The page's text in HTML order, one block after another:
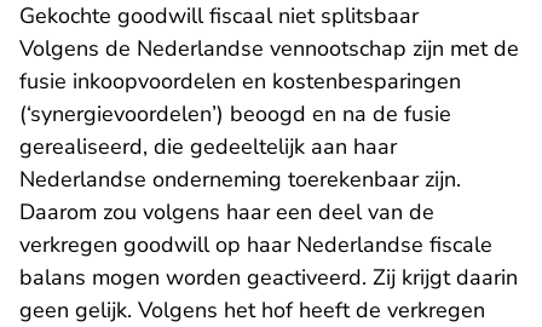
Gekochte goodwill fiscaal niet splitsbaar
Volgens de Nederlandse vennootschap zijn met de
fusie inkoopvoordelen en kostenbesparingen
(‘synergievoordelen’) beoogd en na de fusie
gerealiseerd, die gedeeltelijk aan haar
Nederlandse onderneming toerekenbaar zijn.
Daarom zou volgens haar een deel van de
verkregen goodwill op haar Nederlandse fiscale
balans mogen worden geactiveerd. Zij krijgt daarin
geen gelijk. Volgens het hof heeft de verkregen